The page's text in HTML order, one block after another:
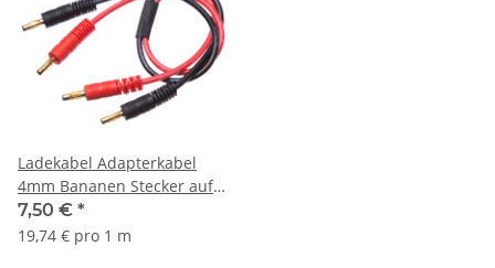
Ladekabel Adapterkabel
4mm Bananen Stecker auf
Stecker - 38cm
7,50 € *
19,74 € pro 1 m